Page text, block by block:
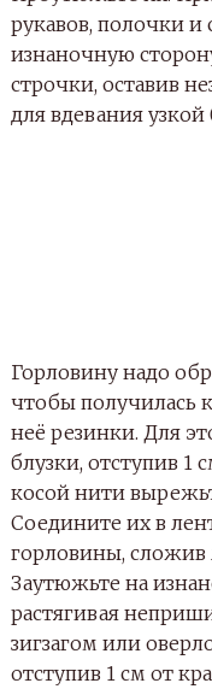
рукавов, полочки и
изнаночную
строчки, оставив
для вдевания
Горловину надо
чтобы получилась
неё резинки. Для
блузки, отступив 1
косой нити
Соедините их в
горловины,
Заутюжьте на
растягивая
зигзагом или
отступив 1 см от